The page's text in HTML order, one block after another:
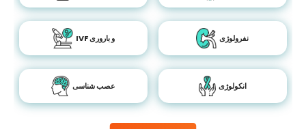
IVF و باروری نفرولوژی
عصب شناسی انکولوژی